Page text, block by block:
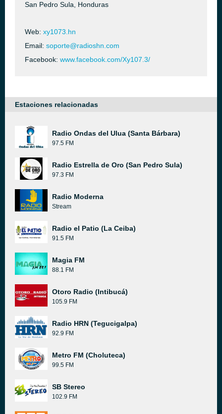
San Pedro Sula, Honduras
Web: xy1073.hn
Email: soporte@radioshn.com
Facebook: www.facebook.com/Xy107.3/
Estaciones relacionadas
Radio Ondas del Ulua (Santa Bárbara)
97.5 FM
Radio Estrella de Oro (San Pedro Sula)
97.3 FM
Radio Moderna
Stream
Radio el Patio (La Ceiba)
91.5 FM
Magia FM
88.1 FM
Otoro Radio (Intibucá)
105.9 FM
Radio HRN (Tegucigalpa)
92.9 FM
Metro FM (Choluteca)
99.5 FM
SB Stereo
102.9 FM